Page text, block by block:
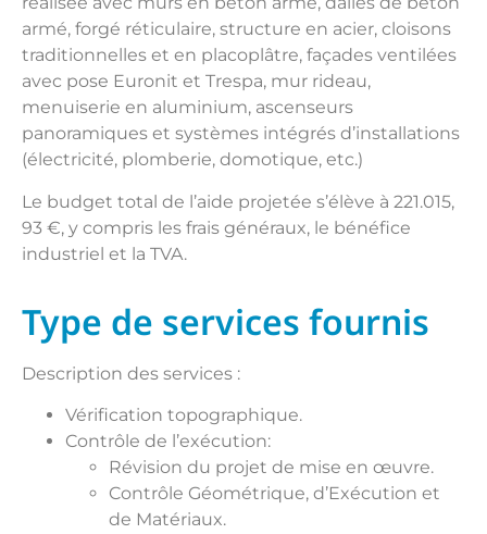
armé, forgé réticulaire, structure en acier, cloisons
traditionnelles et en placoplâtre, façades ventilées
avec pose Euronit et Trespa, mur rideau,
menuiserie en aluminium, ascenseurs
panoramiques et systèmes intégrés d’installations
(électricité, plomberie, domotique, etc.)
Le budget total de l’aide projetée s’élève à 221.015,
93 €, y compris les frais généraux, le bénéfice
industriel et la TVA.
Type de services fournis
Description des services :
Vérification topographique.
Contrôle de l’exécution:
Révision du projet de mise en œuvre.
Contrôle Géométrique, d’Exécution et
de Matériaux.